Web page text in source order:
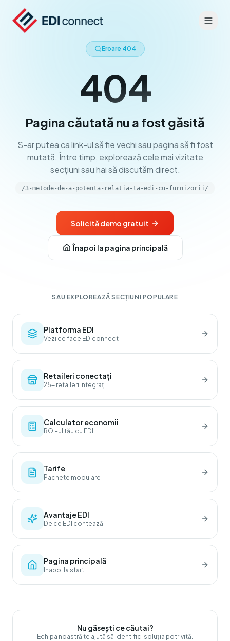
Eroare 404
404
Pagina căutată nu a fost găsită
S-ar putea ca link-ul să fie vechi sau pagina să fi fost
mutată. Între timp, explorează cele mai vizitate
secțiuni sau hai să discutăm direct.
/3-metode-de-a-potenta-relatia-ta-edi-cu-furnizorii/
Solicită demo gratuit
Înapoi la pagina principală
SAU EXPLOREAZĂ SECȚIUNI POPULARE
Platforma EDI
Vezi ce face EDIconnect
Retaileri conectați
25+ retaileri integrați
Calculator economii
ROI-ul tău cu EDI
Tarife
Pachete modulare
Avantaje EDI
De ce EDI contează
Pagina principală
Înapoi la start
Nu găsești ce căutai?
Echipa noastră te ajută să identifici soluția potrivită.